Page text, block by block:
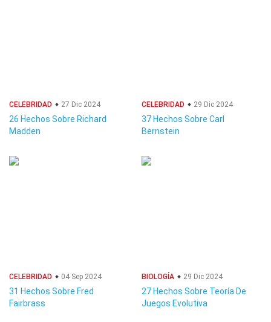
CELEBRIDAD 27 Dic 2024
26 Hechos Sobre Richard
Madden
CELEBRIDAD 29 Dic 2024
37 Hechos Sobre Carl
Bernstein
CELEBRIDAD 04 Sep 2024
31 Hechos Sobre Fred
Fairbrass
BIOLOGÍA 29 Dic 2024
27 Hechos Sobre Teoría De
Juegos Evolutiva